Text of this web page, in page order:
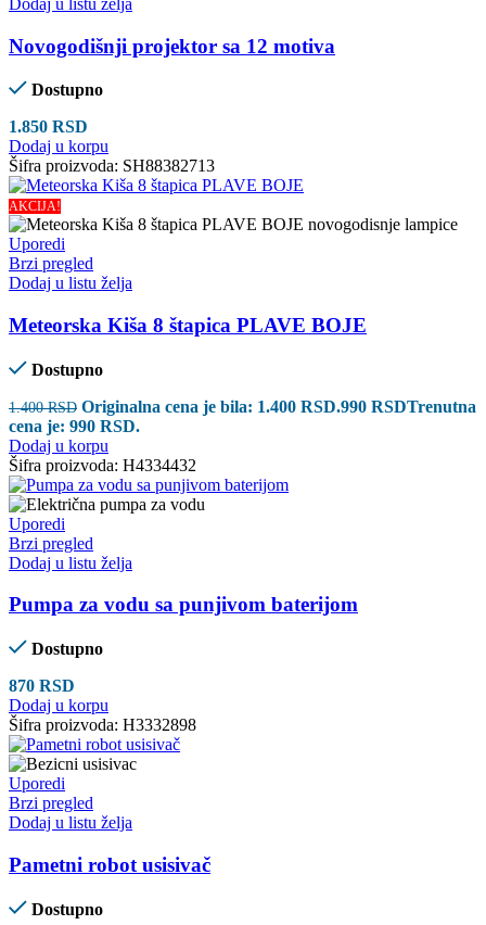
Novogodišnji projektor sa 12 motiva
Dostupno
1.850 RSD
Dodaj u korpu
Šifra proizvoda: SH88382713
AKCIJA!
Uporedi
Brzi pregled
Dodaj u listu želja
Meteorska Kiša 8 štapica PLAVE BOJE
Dostupno
1.400RSD Originalna cena je bila: 1.400 RSD.990 RSDTrenutna
cena je: 990 RSD.
Dodaj u korpu
Šifra proizvoda: H4334432
Uporedi
Brzi pregled
Dodaj u listu želja
Pumpa za vodu sa punjivom baterijom
Dostupno
870 RSD
Dodaj u korpu
Šifra proizvoda: H3332898
Uporedi
Brzi pregled
Dodaj u listu želja
Pametni robot usisivač
Dostupno